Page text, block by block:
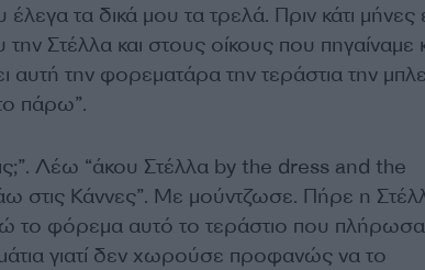
τα δικά μου τα τρελά. Πριν κάτι μήνες
Στέλλα και στους οίκους που πηγαίναμε
αυτή την φορεματάρα την τεράστια την μπλε
πάρω”.
Λέω “άκου Στέλλα by the dress and the
Κάννες”. Με μούντζωσε. Πήρε η
το φόρεμα αυτό το τεράστιο που
γιατί δεν χωρούσε προφανώς να το